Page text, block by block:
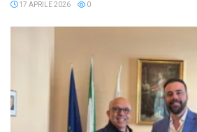
17 APRILE 2026 0